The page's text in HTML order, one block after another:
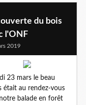
du bois
l'ONF
2019
23 mars le beau
était au rendez-vous
balade en forêt